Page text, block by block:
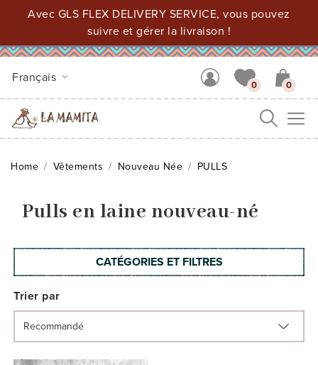
Avec GLS FLEX DELIVERY SERVICE, vous pouvez
suivre et gérer la livraison !
Français
0 0
Home Vêtements Nouveau Née PULLS
Pulls en laine nouveau-né
CATÉGORIES ET FILTRES
Trier par